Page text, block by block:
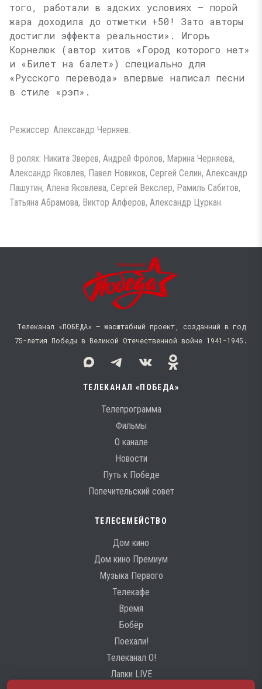
того, работали в адских условиях — порой
жара доходила до отметки +50! Зато авторы
достигли эффекта реальности». Игорь
Корнелюк (автор хитов «Город которого нет»
и «Билет на балет») специально для
«Русского перевода» впервые написал песни
в стиле «рэп».
Режиссер: Александр Черняев.
В ролях: Никита Зверев, Андрей Фролов, Марина Черняева,
Александр Яковлев, Павел Новиков, Сергей Селин, Александр
Пашутин, Алена Яковлева, Сергей Векслер, Рамиль Сабитов,
Татьяна Абрамова, Виктор Алферов, Александр Цуркан.
Телеканал «ПОБЕДА» — масштабный проект, созданный в год
75-летия Победы в Великой Отечественной войне 1941−1945.
ТЕЛЕКАНАЛ «ПОБЕДА»
Телепрограмма
Фильмы
О канале
Новости
Путь к Победе
Попечительский совет
ТЕЛЕСЕМЕЙСТВО
Дом кино
Дом кино Премиум
Музыка Первого
Телекафе
Время
Бобёр
Поехали!
Телеканал О!
Лапки LIVE